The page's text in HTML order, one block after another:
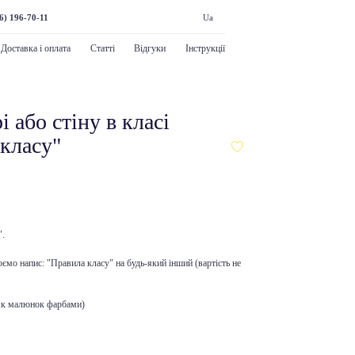
196-70-11 Ua
Доставка і оплата Статті Відгуки Інструкції
або стіну в класі
напис: "Правила класу" на будь-який інший (вартість не
малюнок фарбами)